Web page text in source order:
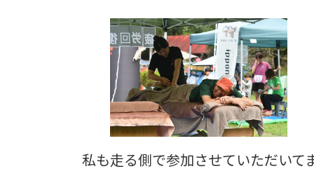
時
:
私も走る側で参加させていただいて